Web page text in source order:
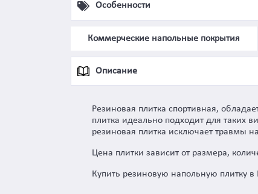
Особенности
Коммерческие напольные покрытия
Описание
Резиновая плитка спортивная,
плитка идеально подходит для таких
резиновая плитка исключает травмы
Цена плитки зависит от размера,
Купить резиновую напольную плитку